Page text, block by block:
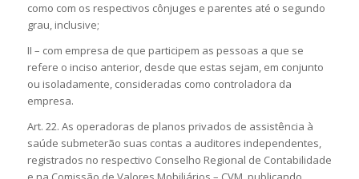
como com os respectivos cônjuges e parentes até o segundo
grau, inclusive;
II – com empresa de que participem as pessoas a que se
refere o inciso anterior, desde que estas sejam, em conjunto
ou isoladamente, consideradas como controladora da
empresa.
Art. 22. As operadoras de planos privados de assistência à
saúde submeterão suas contas a auditores independentes,
registrados no respectivo Conselho Regional de Contabilidade